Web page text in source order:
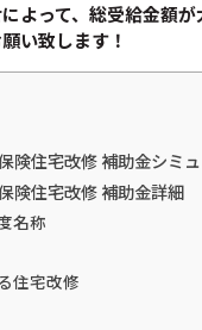
よって、総受給金額が
い致します！
険住宅改修 補助金シミ
険住宅改修 補助金詳細
名称
住宅改修